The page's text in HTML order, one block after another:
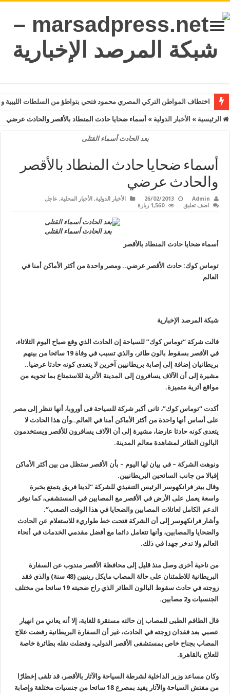
اختطاف المواطن التركي المصري محمود فتحي بتواطؤ من السلطات
الرئيسية » الأخبار الدولية » أسماء ضحايا حادث المنطاد بالأقصر والحادث عرضي
بعد الحادث أسماء القتلى
أسماء ضحايا حادث المنطاد بالأقصر
والحادث عرضي
Admin
26/02/2013 الأخبار الدولية, الأخبار المحلية, عاجل
اضف تعليق
1,560 زيارة
بعد الحادث أسماء القتلى
أسماء ضحايا حادث المنطاد بالأقصر
توماس كوك: حادث الأقصر عرضي.. ومصر واحدة من أكثر الأماكن أمنا في
العالم
شبكة المرصد الإخبارية
قالت شركة “توماس كوك” للسياحة إن الحادث الذي وقع صباح اليوم الثلاثاء،
في الأقصر بسقوط بالون طائر، والذي تسبب في وفاة 19 سائحا من بينهم
بريطانيان إضافة إلى إصابة بريطانيين آخرين لا يتعدى كونه حادثا عرضيا..
مشيرة إلى أن الآلاف يسافرون إلى المدينة الأثرية للاستمتاع بما تحويه من
مواقع أثرية متميزة.
أكدت “توماس كوك”، ثانى أكبر شركة للسياحة فى أوروبا، أنها تنظر إلى مصر
على أساس أنها واحدة من أكثر الأماكن أمنا في العالم..وأن هذا الحادث لا
يتعدى كونه حادثا عارضا، مشيرة إلى أن الآلاف يسافرون للأقصر ويستخدمون
البالون الطائر لمشاهدة معالم المدينة.
ونوهت الشركة – في بيان لها اليوم – بأن الأقصر ستظل من بين أكثر الأماكن
إقبالا من جانب السائحين البريطانيين.
وقال بيتر فرانكهوسر الرئيس التنفيذي للشركة “لدينا فريق يتمتع بخبرة
واسعة يعمل على الأرض في الأقصر مع المصابين في المستشفى، كما نوفر
الدعم الكامل لعائلات المصابين والضحايا في هذا الوقت الصعب”.
وأشار فرانكهوسر إلى أن الشركة فتحت خط طواريء للاستعلام عن الحادث
والضحايا والمصابين، وأنها تتعامل دائما مع أفضل مقدمي الخدمات في أنحاء
العالم ولا تدخر جهدا في ذلك.
من ناحية أخرى وصل منذ قليل إلى محافظة الأقصر مندوب عن السفارة
البريطانية للاطمئنان على حالة المصاب مايكل رينيين (48 سنة) والذي فقد
زوجته في حادث سقوط البالون الطائر الذي راح ضحيته 19 سائحا من مختلف
الجنسيات و2 مصابين.
قال الطاقم الطبى للمصاب إن حالته مستقرة للغاية، إلا أنه يعاني من انهيار
عصبي بعد فقدان زوجته في الحادث، غير أن السفارة البريطانية رفضت علاج
المصاب بجناح خاص بمستشفى الأقصر الدولي، وفضلت نقله بطائرة خاصة
للعلاج بالقاهرة.
وكان مساعد وزير الداخلية لشرطة السياحة والآثار بالأقصر، قد تلقى إخطارًا
من مفتش السياحة والآثار يفيد بمصرع 18 سائحا من جنسيات مختلفة وإصابة